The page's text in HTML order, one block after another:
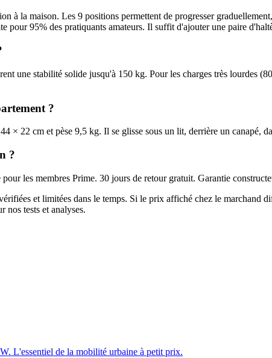
à la maison. Les 9 positions permettent de progresser
pour 95% des pratiquants amateurs. Il suffit d'ajouter une paire
une stabilité solide jusqu'à 150 kg. Pour les charges très lourdes
?
× 22 cm et pèse 9,5 kg. Il se glisse sous un lit, derrière un canapé,
?
les membres Prime. 30 jours de retour gratuit. Garantie
et limitées dans le temps. Si le prix affiché chez le marchand
nos tests et analyses.
L'essentiel de la mobilité urbaine à petit prix.